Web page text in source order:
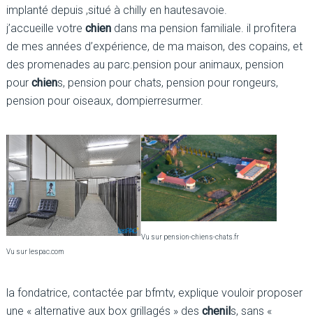
implanté depuis ,situé à chilly en hautesavoie.
j’accueille votre chiendans ma pension familiale. il profitera
de mes années d’expérience, de ma maison, des copains, et
des promenades au parc.pension pour animaux, pension
pour chiens, pension pour chats, pension pour rongeurs,
pension pour oiseaux, dompierresurmer.
Vu sur lespac.com
Vu sur pension-chiens-chats.fr
la fondatrice, contactée par bfmtv, explique vouloir proposer
une « alternative aux box grillagés » des chenil s, sans «